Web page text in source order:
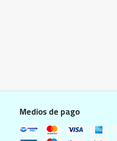
Medios de pago